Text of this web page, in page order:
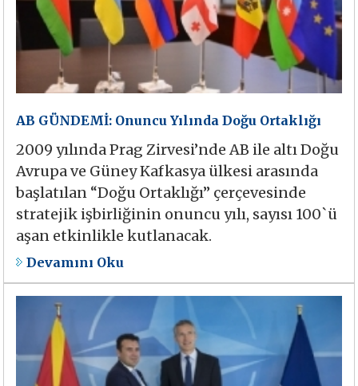
AB GÜNDEMİ: Onuncu Yılında Doğu Ortaklığı
2009 yılında Prag Zirvesi’nde AB ile altı Doğu
Avrupa ve Güney Kafkasya ülkesi arasında
başlatılan “Doğu Ortaklığı” çerçevesinde
stratejik işbirliğinin onuncu yılı, sayısı 100`ü
aşan etkinlikle kutlanacak.
Devamını Oku